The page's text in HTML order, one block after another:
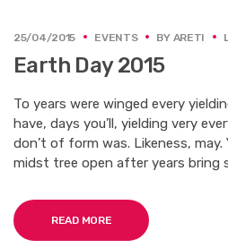
25/04/2015 EVENTS BY ARETI
Earth Day 2015
To years were winged every
have, days you’ll, yielding very
don’t of form was. Likeness,
midst tree open after years bring
READ MORE